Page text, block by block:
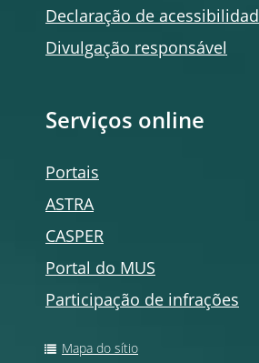
Declaração de
Divulgação responsável
Serviços online
Portais
ASTRA
CASPER
Portal do MUS
Participação de infrações
Mapa do sítio